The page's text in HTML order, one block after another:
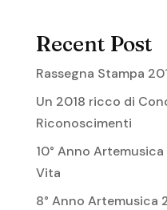
Recent Post
Rassegna Stampa
Un 2018 ricco di
Riconoscimenti
10° Anno
Vita
8° Anno Artemusica